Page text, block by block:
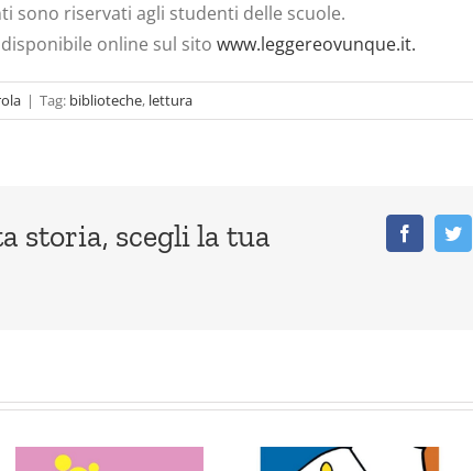
sono riservati agli studenti delle scuole.
online sul sito www.leggereovunque.it.
| Tag: biblioteche, lettura
storia, scegli la tua
Facebook